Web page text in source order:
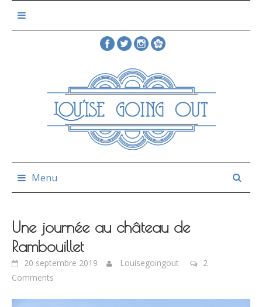
Menu
Une journée au château de
Rambouillet
20 septembre 2019 Louisegoingout
2
Comments